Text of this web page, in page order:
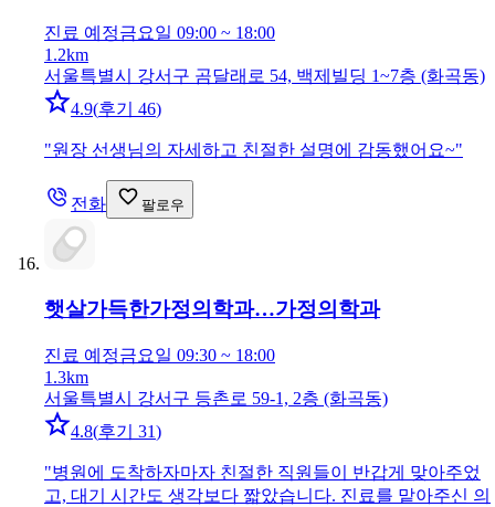
진료 예정금요일 09:00 ~ 18:00
1.2km
서울특별시 강서구 곰달래로 54, 백제빌딩 1~7층 (화곡동)
4.9(후기 46)
"원장 선생님의 자세하고 친절한 설명에 감동했어요~"
전화 팔로우
햇살가득한가정의학과…가정의학과
진료 예정금요일 09:30 ~ 18:00
1.3km
서울특별시 강서구 등촌로 59-1, 2층 (화곡동)
4.8(후기 31)
"병원에 도착하자마자 친절한 직원들이 반갑게 맞아주었
고, 대기 시간도 생각보다 짧았습니다. 진료를 맡아주신 의